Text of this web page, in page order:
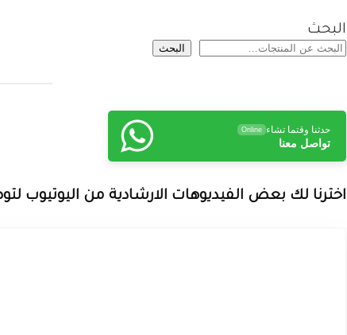
البحث
البحث
حدثنا وقتما تشاء Online
تواصل معنا
اخترنا لك بعض الفيديوهات الارشادية من اليوتيوب